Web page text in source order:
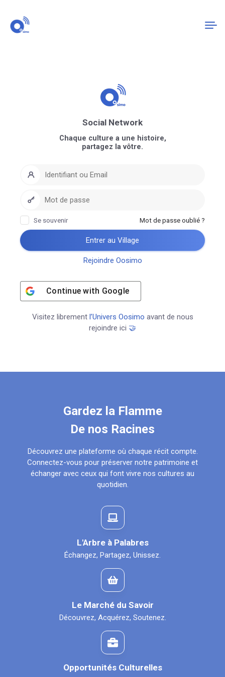
Gardez la Flamme
De nos Racines
Découvrez une plateforme où chaque récit compte.
Connectez-vous pour préserver notre patrimoine et
échanger avec ceux qui font vivre nos cultures au
quotidien.
L'Arbre à Palabres
Échangez, Partagez, Unissez.
Le Marché du Savoir
Découvrez, Acquérez, Soutenez.
Opportunités Culturelles
Social Network
Chaque culture a une histoire,
partagez la vôtre.
Se souvenir Mot de passe oublié ?
Entrer au Village
Rejoindre Oosimo
Continue with Google
Visitez librement l’Univers Oosimo avant de nous
rejoindre ici 🤝